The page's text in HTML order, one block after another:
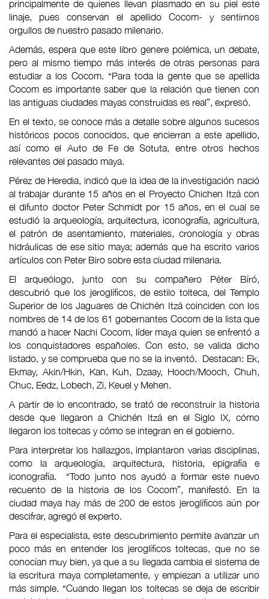
principalmente de quienes llevan plasmado en su piel este
linaje, pues conservan el apellido Cocom- y sentirnos
orgullos de nuestro pasado milenario.
Además, espera que este libro genere polémica, un debate,
pero al mismo tiempo más interés de otras personas para
estudiar a los Cocom. “Para toda la gente que se apellida
Cocom es importante saber que la relación que tienen con
las antiguas ciudades mayas construidas es real”, expresó.
En el texto, se conoce más a detalle sobre algunos sucesos
históricos pocos conocidos, que encierran a este apellido,
así como el Auto de Fe de Sotuta, entre otros hechos
relevantes del pasado maya.
Pérez de Heredia, indicó que la idea de la investigación nació
al trabajar durante 15 años en el Proyecto Chichen Itzá con
el difunto doctor Peter Schmidt por 15 años, en el cual se
estudió la arqueología, arquitectura, iconografía, agricultura,
el patrón de asentamiento, materiales, cronología y obras
hidráulicas de ese sitio maya; además que ha escrito varios
artículos con Peter Biro sobre esta ciudad milenaria.
El arqueólogo, junto con su compañero Péter Bíró,
descubrió que los jeroglíficos, de estilo tolteca, del Templo
Superior de los Jaguares de Chichén Itzá coinciden con los
nombres de 14 de los 61 gobernantes Cocom de la lista que
mandó a hacer Nachi Cocom, líder maya quien se enfrentó a
los conquistadores españoles. Con esto, se valida dicho
listado, y se comprueba que no se la inventó. Destacan: Ek,
Ekmay, Akin/Hkin, Kan, Kuh, Dzaay, Hooch/Mooch, Chuh,
Chuc, Eedz, Lobech, Zi, Keuel y Mehen.
A partir de lo encontrado, se trató de reconstruir la historia
desde que llegaron a Chichén Itzá en el Siglo IX, cómo
llegaron los toltecas y cómo se integran en el gobierno.
Para interpretar los hallazgos, implantaron varias disciplinas,
como la arqueología, arquitectura, historia, epigrafía e
iconografía. “Todo junto nos ayudó a formar este nuevo
recuento de la historia de los Cocom”, manifestó. En la
ciudad maya hay más de 200 de estos jeroglíficos aún por
descifrar, agregó el experto.
Para el especialista, este descubrimiento permite avanzar un
poco más en entender los jeroglíficos toltecas, que no se
conocían muy bien, ya que a su llegada cambia el sistema de
la escritura maya completamente, y empiezan a utilizar uno
más simple. “Cuando llegan los toltecas se deja de escribir